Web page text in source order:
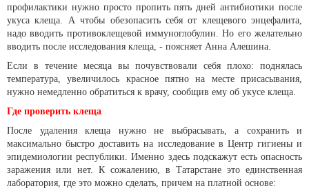
профилактики нужно просто пропить пять дней антибиотики после
укуса клеща. А чтобы обезопасить себя от клещевого энцефалита,
надо вводить противоклещевой иммуноглобулин. Но его желательно
вводить после исследования клеща, - поясняет Анна Алешина.
Если в течение месяца вы почувствовали себя плохо: поднялась
температура, увеличилось красное пятно на месте присасывания,
нужно немедленно обратиться к врачу, сообщив ему об укусе клеща.
Где проверить клеща
После удаления клеща нужно не выбрасывать, а сохранить и
максимально быстро доставить на исследование в Центр гигиены и
эпидемиологии республики. Именно здесь подскажут есть опасность
заражения или нет. К сожалению, в Татарстане это единственная
лаборатория, где это можно сделать, причем на платной основе: